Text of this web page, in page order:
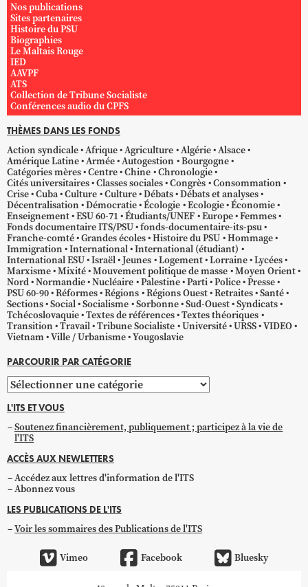
Nos publications
Sites partenaires
Histoire du PSU
Biographies
Le Maltais Rouge
IED
AAVPF
ATS
Collection de Tribune Socialiste
Conférences audio du CPFS
THÈMES DANS LES FONDS
Action syndicale Afrique Agriculture Algérie Alsace
Amérique Latine Armée Autogestion
Bourgogne
Catégories mères Centre Chine Chronologie
Cités universitaires Classes sociales Congrès Consommation
Crise Cuba Culture Culture Débats Débats et analyses
Décentralisation Démocratie Écologie Ecologie Économie
Enseignement ESU 60-71 Étudiants/UNEF Europe Femmes
Fonds documentaire ITS/PSU fonds-documentaire-its-psu
Franche-comté Grandes écoles Histoire du PSU Hommage
Immigration International International (étudiant)
International ESU Israël Jeunes Logement Lorraine Lycées
Marxisme Mixité Mouvement politique de masse Moyen Orient
Nord Normandie Nucléaire Palestine Parti Police Presse
PSU 60-90 Réformes Régions Régions Ouest Retraites Santé
Sections Social Socialisme Sorbonne Sud-Ouest Syndicats
Tchécoslovaquie Textes de références Textes théoriques
Transition Travail Tribune Socialiste Université URSS VIDEO
Vietnam Ville / Urbanisme Yougoslavie
PARCOURIR PAR CATÉGORIE
Parcourir
par
catégorie
L'ITS ET VOUS
Soutenez financièrement, publiquement ; participez à la vie de
l'ITS
ACCÈS AUX NEWLETTERS
Accédez aux lettres d'information de l'ITS
Abonnez vous
LES PUBLICATIONS DE L'ITS
Voir les sommaires des Publications de l'ITS
Vimeo Facebook Bluesky